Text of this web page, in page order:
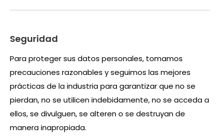
Seguridad
Para proteger sus datos personales, tomamos
precauciones razonables y seguimos las mejores
prácticas de la industria para garantizar que no se
pierdan, no se utilicen indebidamente, no se acceda a
ellos, se divulguen, se alteren o se destruyan de
manera inapropiada.